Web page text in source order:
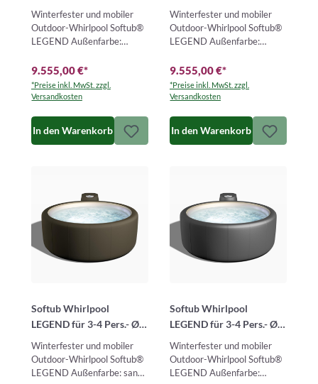
180 cm - 830 l - almond
pearl
Winterfester und mobiler
Outdoor-Whirlpool Softub®
LEGEND Außenfarbe:
pearlDer Softub® LEGEND
ist ein m…
9.555,00 €*
*Preise inkl. MwSt. zzgl.
Versandkosten
In den Warenkorb
180 cm - 830 l - mocca
pearl
Winterfester und mobiler
Outdoor-Whirlpool Softub®
LEGEND Außenfarbe:
pearlDer Softub® LEGEND
ist ein mo…
9.555,00 €*
*Preise inkl. MwSt. zzgl.
Versandkosten
In den Warenkorb
Softub Whirlpool
LEGEND für 3-4 Pers.- Ø
180 cm - 830 l - sand
tweed pearl
Winterfester und mobiler
Outdoor-Whirlpool Softub®
LEGEND Außenfarbe: sand
Softub Whirlpool
LEGEND für 3-4 Pers.- Ø
180 cm - 830 l - graphite
pearl
Winterfester und mobiler
Outdoor-Whirlpool Softub®
LEGEND Außenfarbe: